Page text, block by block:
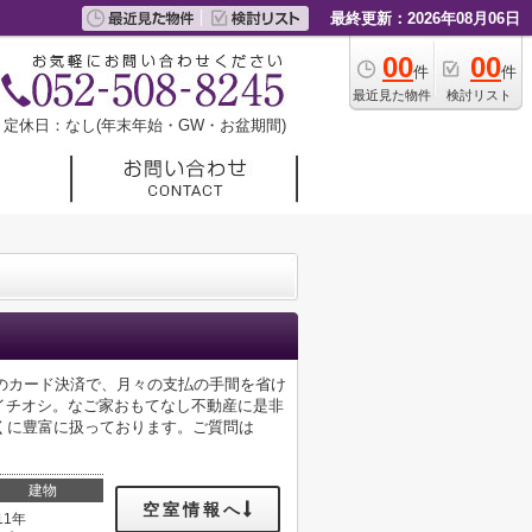
最終更新：2026年08月06日
00件
最近見た物件
00件
検討リスト
定休日：なし(年末年始・GW・お盆期間)
ード決済で、月々の支払の手間を省け
オシ。なご家おもてなし不動産に是非
豊富に扱っております。ご質問は
建物
年
空室情報へ